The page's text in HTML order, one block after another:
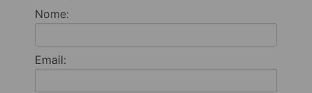
Nome:
Email: